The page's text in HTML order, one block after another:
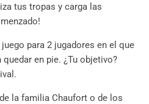
tus tropas y carga las
para 2 jugadores en el que
en pie. ¿Tu objetivo?
la familia Chaufort o de los